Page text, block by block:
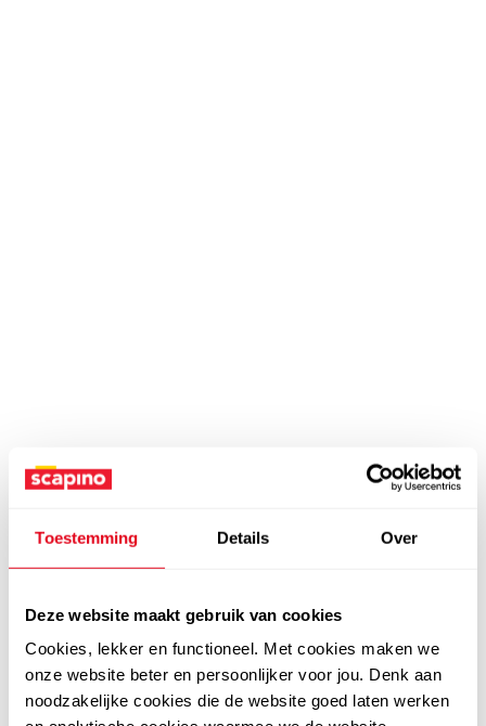
Toestemming Details Over
Deze website maakt gebruik van cookies
Cookies, lekker en functioneel. Met cookies maken we
onze website beter en persoonlijker voor jou. Denk aan
noodzakelijke cookies die de website goed laten werken